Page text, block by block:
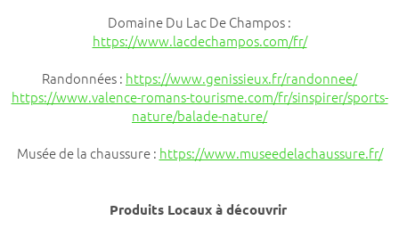
Domaine Du Lac De Champos :
https://www.lacdechampos.com/fr/
Randonnées : https://www.genissieux.fr/randonnee/
https://www.valence-romans-tourisme.com/fr/sinspirer/sports-
nature/balade-nature/
Musée de la chaussure : https://www.museedelachaussure.fr/
Produits Locaux à découvrir